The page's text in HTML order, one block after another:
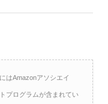
はAmazonアソシエイ
プログラムが含まれてい